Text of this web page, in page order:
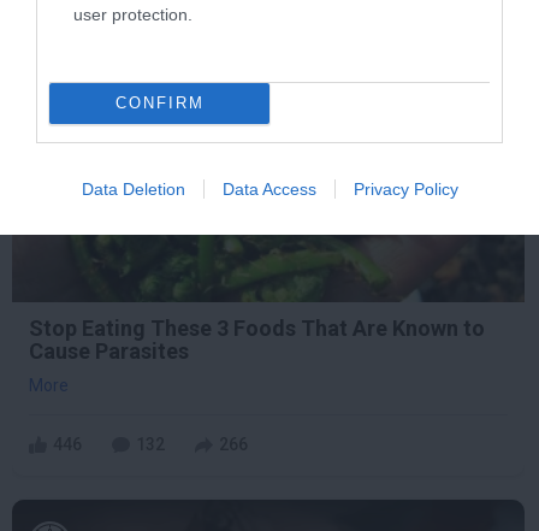
user protection.
CONFIRM
Data Deletion Data Access Privacy Policy
Stop Eating These 3 Foods That Are Known to
Cause Parasites
More